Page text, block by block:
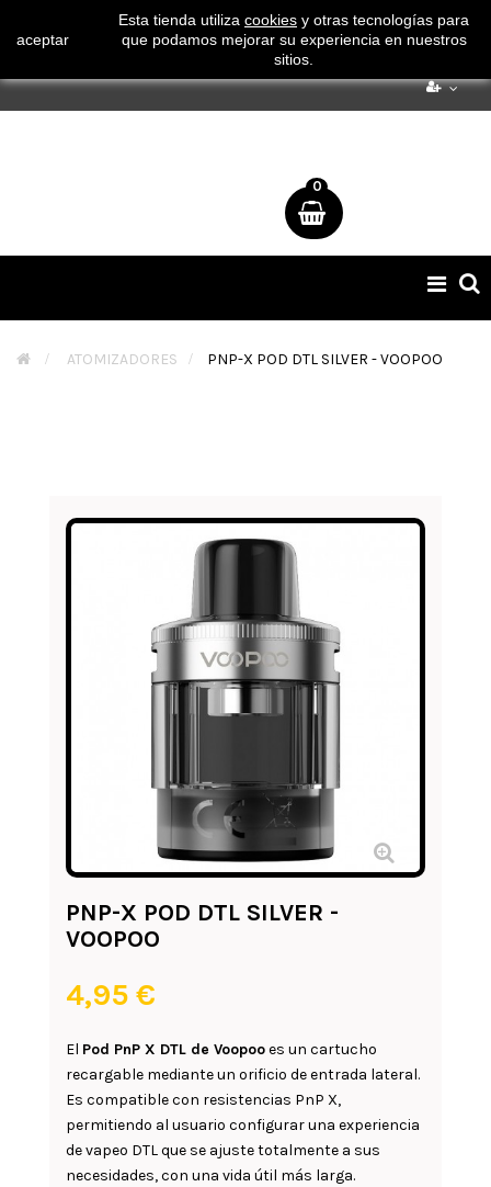
¡ Consigue tu envío gratuito por compras superiores a 50€
!
0
de
> ATOMIZADORES > PNP-X POD DTL SILVER - VOOPOO
PNP-X POD DTL SILVER -
VOOPOO
4,95 €
El Pod PnP X DTL de Voopooes un cartucho
recargable mediante un orificio de entrada lateral.
Es compatible con resistencias PnP X,
permitiendo al usuario configurar una experiencia
de vapeo DTL que se ajuste totalmente a sus
necesidades, con una vida útil más larga.
aceptar
Esta tienda utiliza cookies y otras tecnologías para
que podamos mejorar su experiencia en nuestros
sitios.